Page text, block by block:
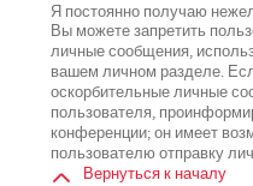
Я постоянно получаю
Вы можете запретить
личные сообщения,
вашем личном разделе.
оскорбительные личные
пользователя,
конференции; он имеет
пользователю отправку
Вернуться к началу